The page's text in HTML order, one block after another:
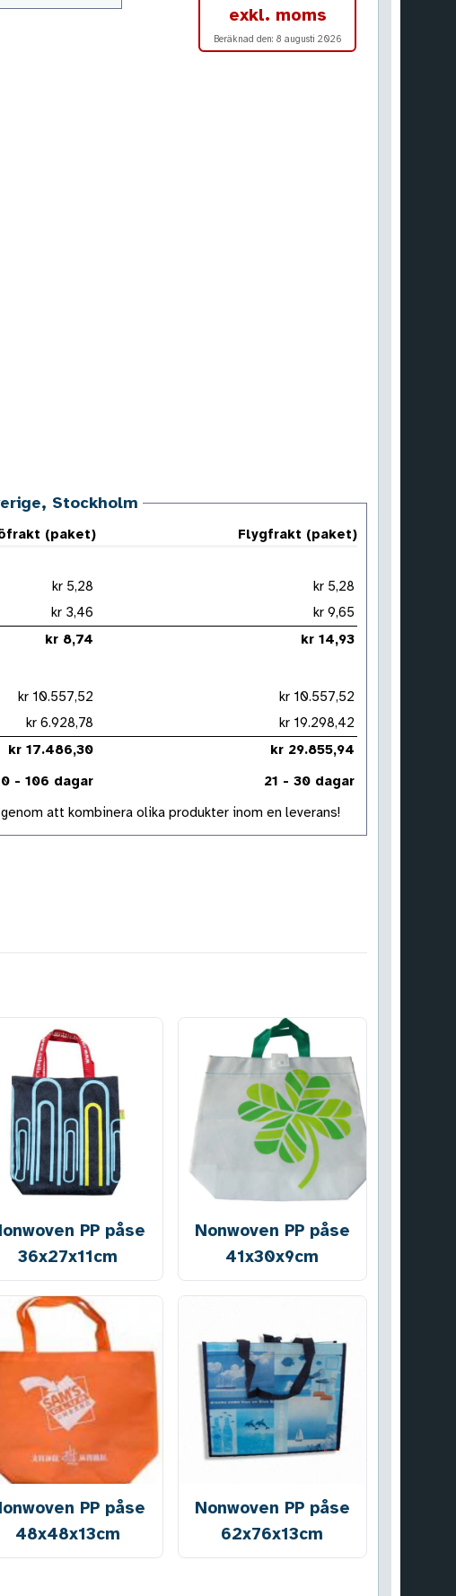
exkl. moms
Beräknad den: 8 augusti 2026
Stockholm
(paket)
Flygfrakt (paket)
kr 5,28
kr 5,28
kr 3,46
kr 9,65
kr 8,74
kr 14,93
kr 10.557,52
kr 10.557,52
kr 6.928,78
kr 19.298,42
kr 17.486,30
kr 29.855,94
- 106 dagar
21 - 30 dagar
att kombinera olika produkter inom en leverans!
PP påse
36x27x11cm
Nonwoven PP påse
41x30x9cm
PP påse
48x48x13cm
Nonwoven PP påse
62x76x13cm